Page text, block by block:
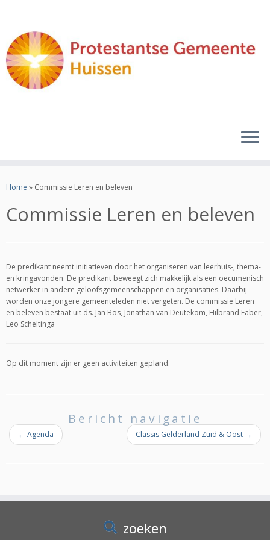
naarHome » Commissie Leren en beleven
Commissie Leren en beleven
De predikant neemt initiatieven door het organiseren van leerhuis-, thema-
en kringavonden. De predikant beweegt zich makkelijk als een oecumenisch
netwerker in andere geloofsgemeenschappen en organisaties. Daarbij
worden onze jongere gemeenteleden niet vergeten. De commissie Leren
en beleven bestaat uit ds. Jan Bos, Jonathan van Deutekom, Hilbrand Faber,
Leo Scheltinga
Op dit moment zijn er geen activiteiten gepland.
Bericht navigatie
← Agenda Classis Gelderland Zuid & Oost →
zoeken